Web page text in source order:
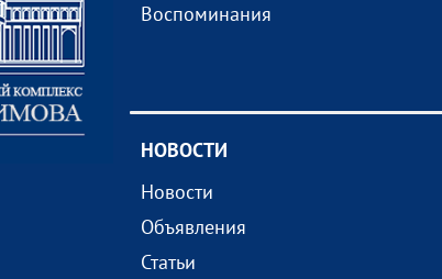
Воспоминания
НОВОСТИ
Новости
Объявления
Статьи